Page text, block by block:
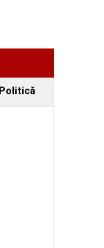
Politică